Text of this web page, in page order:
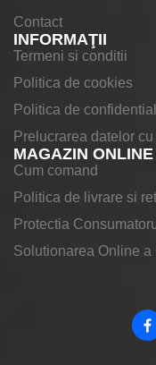
Contact
INFORMAŢII
Termeni si conditii
Politica de cookies
Politica de
Prelucrarea datelor
MAGAZIN ONLINE
Cum comand
Politica de livrare si
Protectia
Solutionarea Online a